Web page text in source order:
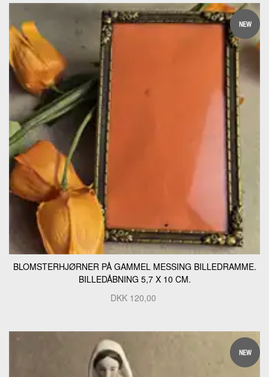
BLOMSTERHJØRNER PÅ GAMMEL MESSING BILLEDRAMME.
BILLEDÅBNING 5,7 X 10 CM.
DKK 120,00